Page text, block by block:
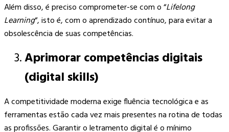
Além disso, é preciso comprometer-se com o “Lifelong
Learning“, isto é, com o aprendizado contínuo, para evitar a
obsolescência de suas competências.
Aprimorar competências digitais
(digital skills)
A competitividade moderna exige fluência tecnológica e as
ferramentas estão cada vez mais presentes na rotina de todas
as profissões. Garantir o letramento digital é o mínimo